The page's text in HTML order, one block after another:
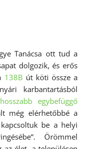
Tanácsa ott tud a
dolgozik, és erős
138B út köti össze a
karbantartásból
egybefüggő
még elérhetőbbé a
be a helyi
Örömmel